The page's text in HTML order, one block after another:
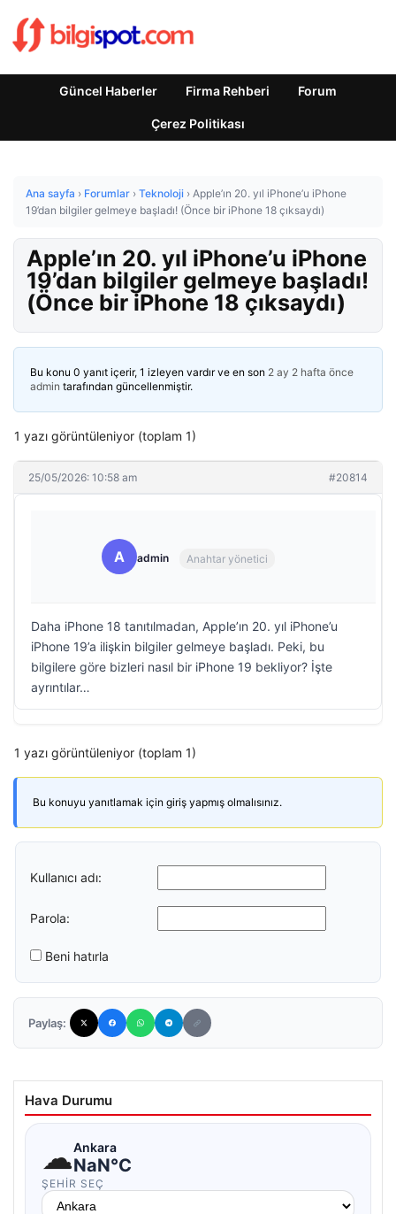
Güncel Haberler Firma Rehberi Forum
Çerez Politikası
Ana sayfa › Forumlar › Teknoloji › Apple’ın 20. yıl iPhone’u iPhone
19’dan bilgiler gelmeye başladı! (Önce bir iPhone 18 çıksaydı)
Apple’ın 20. yıl iPhone’u iPhone
19’dan bilgiler gelmeye başladı!
(Önce bir iPhone 18 çıksaydı)
Bu konu 0 yanıt içerir, 1 izleyen vardır ve en son 2 ay 2 hafta önce
admin tarafından güncellenmiştir.
1 yazı görüntüleniyor (toplam 1)
25/05/2026: 10:58 am #20814
A admin Anahtar yönetici
Daha iPhone 18 tanıtılmadan, Apple’ın 20. yıl iPhone’u
iPhone 19’a ilişkin bilgiler gelmeye başladı. Peki, bu
bilgilere göre bizleri nasıl bir iPhone 19 bekliyor? İşte
ayrıntılar…
1 yazı görüntüleniyor (toplam 1)
Bu konuyu yanıtlamak için giriş yapmış olmalısınız.
Kullanıcı adı:
Parola:
Beni hatırla
Paylaş:
Hava Durumu
☁Ankara
NaN°C
ŞEHIR SEÇ